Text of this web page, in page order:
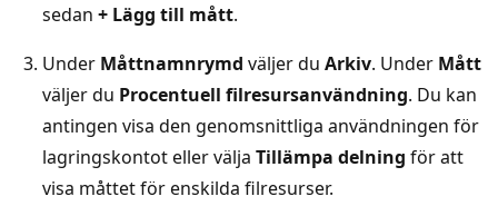
sedan + Lägg till mått.
Under Måttnamnrymd väljer du Arkiv. Under Mått
väljer du Procentuell filresursanvändning. Du kan
antingen visa den genomsnittliga användningen för
lagringskontot eller välja Tillämpa delning för att
visa måttet för enskilda filresurser.